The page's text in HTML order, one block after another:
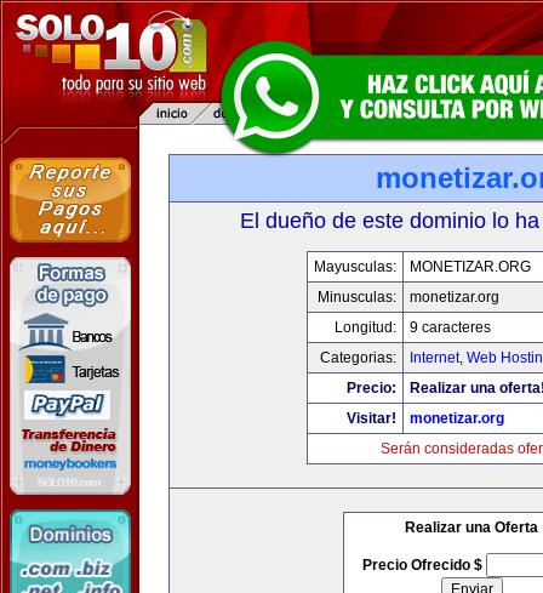
El dueño de este dominio lo
Mayusculas:
MONETIZAR.ORG
Minusculas:
monetizar.org
Longitud:
9 caracteres
Categorias:
Internet, Web
Precio:
Realizar una
Visitar!
monetizar.org
Serán consideradas
Realizar una Oferta
Precio Ofrecido $